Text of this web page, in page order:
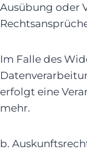
Ausübung oder
Im Falle des
erfolgt eine
mehr.
b.